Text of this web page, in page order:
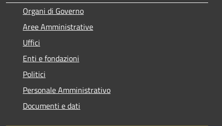
Organi di Governo
Aree Amministrative
Uffici
Enti e fondazioni
Politici
Personale Amministrativo
Documenti e dati